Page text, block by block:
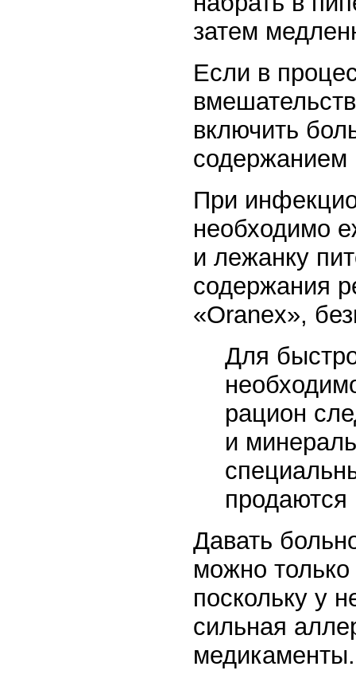
затем
Если в
включить
При
необходимо
и лежанку
содержания
«Oranex»,
Для
рацион
и
продаются
Давать
можно
поскольку у
сильная
медикаменты.